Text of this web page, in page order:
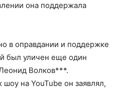
она поддержала
в оправдании и поддержке
был уличен еще один
Волков***.
на YouTube он заявлял,